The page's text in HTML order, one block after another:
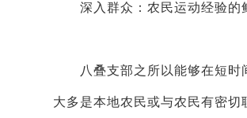
深入群众：农民运动经验的
八叠支部之所以能够在短时间
大多是本地农民或与农民有密